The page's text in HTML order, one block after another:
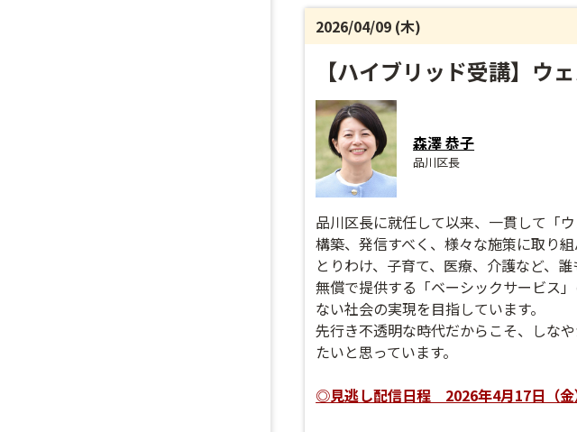
2026/04/09 (木)
【ハイブリッド受講】ウ
森澤 恭子
品川区長
品川区長に就任して以来、一貫して「
構築、発信すべく、様々な施策に取り組
とりわけ、子育て、医療、介護など、
無償で提供する「ベーシックサービス
ない社会の実現を目指しています。
先行き不透明な時代だからこそ、しな
たいと思っています。
◎見逃し配信日程 2026年4月17日（金